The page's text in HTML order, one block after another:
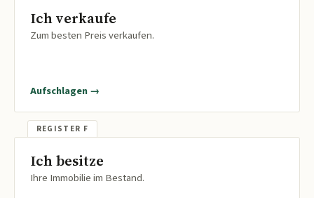
Ich verkaufe
Zum besten Preis verkaufen.
Aufschlagen →
Ich besitze
Ihre Immobilie im Bestand.